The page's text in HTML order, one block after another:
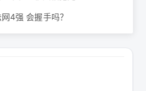
4强 会握手吗？